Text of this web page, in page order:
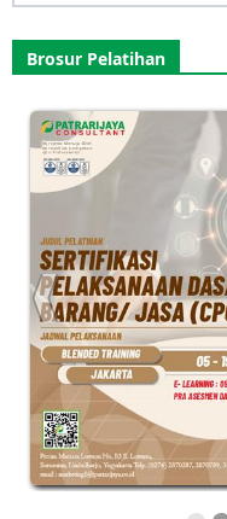
for:
Brosur Pelatihan